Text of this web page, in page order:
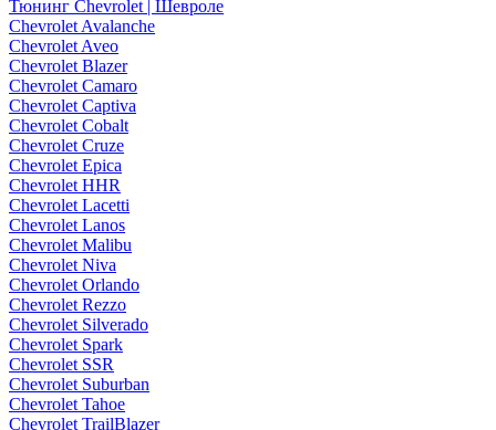
Тюнинг Chevrolet | Шевроле
Chevrolet Avalanche
Chevrolet Aveo
Chevrolet Blazer
Chevrolet Camaro
Chevrolet Captiva
Chevrolet Cobalt
Chevrolet Cruze
Chevrolet Epica
Chevrolet HHR
Chevrolet Lacetti
Chevrolet Lanos
Chevrolet Malibu
Chevrolet Niva
Chevrolet Orlando
Chevrolet Rezzo
Chevrolet Silverado
Chevrolet Spark
Chevrolet SSR
Chevrolet Suburban
Chevrolet Tahoe
Chevrolet TrailBlazer